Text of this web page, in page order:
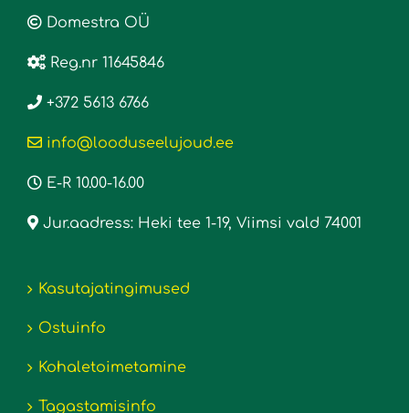
Domestra OÜ
Reg.nr 11645846
+372 5613 6766
info@looduseelujoud.ee
E-R 10.00-16.00
Jur.aadress: Heki tee 1-19, Viimsi vald 74001
Kasutajatingimused
Ostuinfo
Kohaletoimetamine
Tagastamisinfo